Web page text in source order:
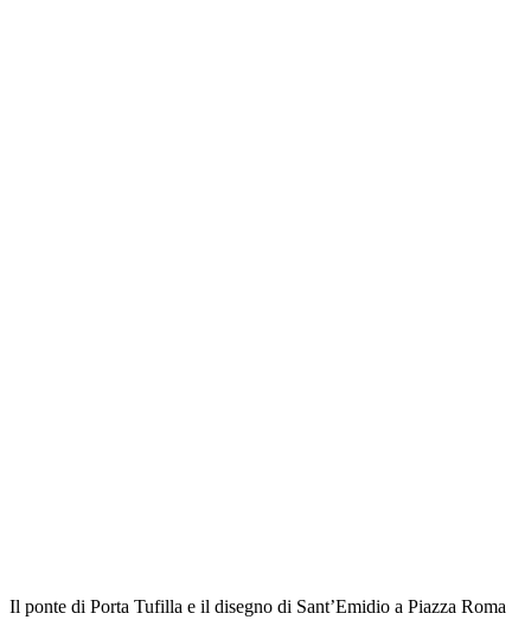
Il ponte di Porta Tufilla e il disegno di Sant’Emidio a Piazza Roma